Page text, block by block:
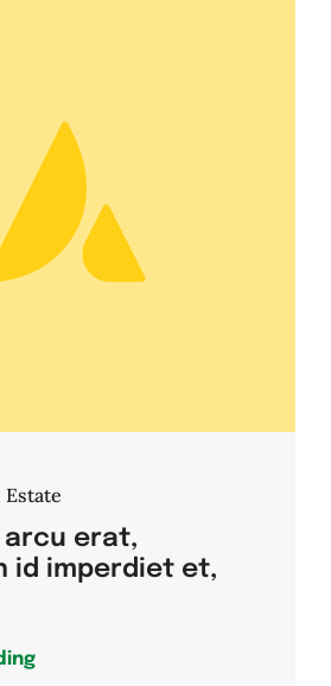
Estate
erat,
id imperdiet et,